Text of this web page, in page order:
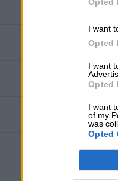
I want
Opted
I want
Opted
I want
of my
was
Opted